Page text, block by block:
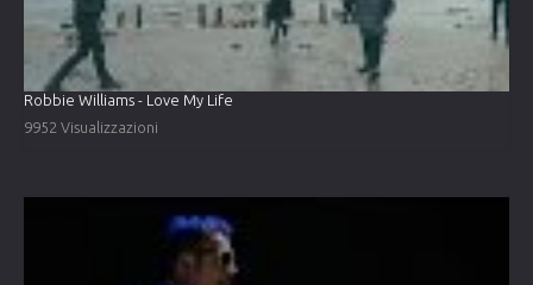
Robbie Williams - Love My Life
9952 Visualizzazioni